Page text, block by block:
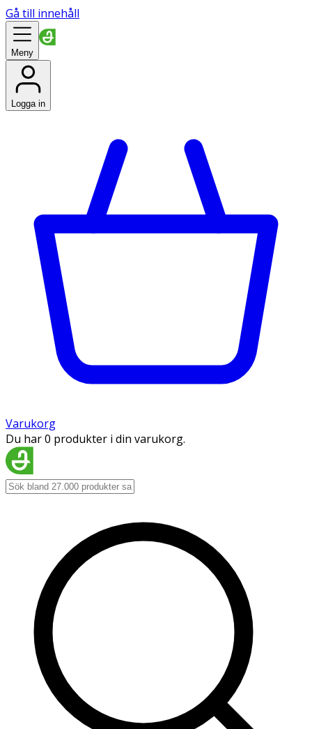
Gå till innehåll
Meny
Logga in
Varukorg
Du har 0 produkter i din varukorg.